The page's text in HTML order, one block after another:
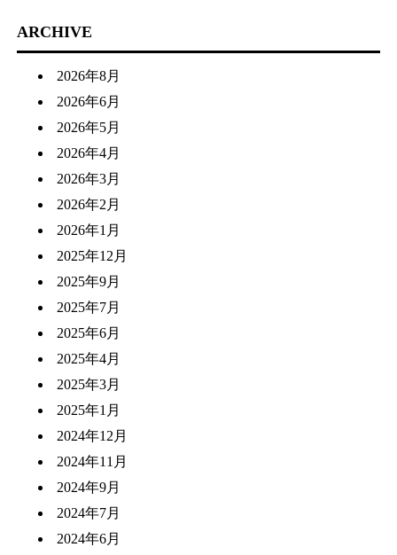
ARCHIVE
2026年8月
2026年6月
2026年5月
2026年4月
2026年3月
2026年2月
2026年1月
2025年12月
2025年9月
2025年7月
2025年6月
2025年4月
2025年3月
2025年1月
2024年12月
2024年11月
2024年9月
2024年7月
2024年6月